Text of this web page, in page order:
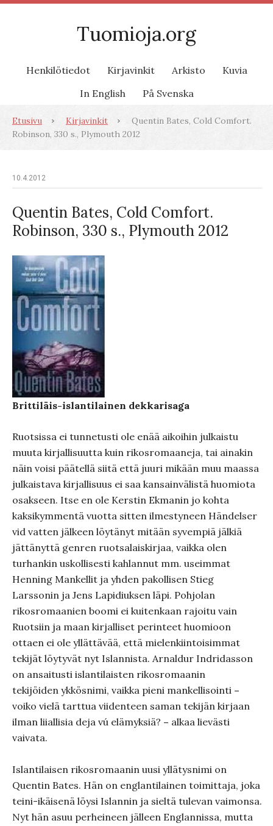
Tuomioja.org
Henkilötiedot Kirjavinkit Arkisto
Kuvia
In English
På Svenska
Etusivu Kirjavinkit
Quentin Bates, Cold Comfort.
Robinson, 330 s., Plymouth 2012
10.4.2012
Quentin Bates, Cold Comfort.
Robinson, 330 s., Plymouth 2012
Brittiläis-islantilainen dekkarisaga
Ruotsissa ei tunnetusti ole enää aikoihin julkaistu
muuta kirjallisuutta kuin rikosromaaneja, tai ainakin
näin voisi päätellä siitä että juuri mikään muu maassa
julkaistava kirjallisuus ei saa kansainvälistä huomiota
osakseen. Itse en ole Kerstin Ekmanin jo kohta
kaksikymmentä vuotta sitten ilmestyneen Händelser
vid vatten jälkeen löytänyt mitään syvempiä jälkiä
jättänyttä genren ruotsalaiskirjaa, vaikka olen
turhankin uskollisesti kahlannut mm. useimmat
Henning Mankellit ja yhden pakollisen Stieg
Larssonin ja Jens Lapidiuksen läpi. Pohjolan
rikosromaanien boomi ei kuitenkaan rajoitu vain
Ruotsiin ja maan kirjalliset perinteet huomioon
ottaen ei ole yllättävää, että mielenkiintoisimmat
tekijät löytyvät nyt Islannista. Arnaldur Indridasson
on ansaitusti islantilaisten rikosromaanin
tekijöiden ykkösnimi, vaikka pieni mankellisointi –
voiko vielä tarttua viidenteen saman tekijän kirjaan
ilman liiallisia deja vú elämyksiä? – alkaa lievästi
vaivata.
Islantilaisen rikosromaanin uusi yllätysnimi on
Quentin Bates. Hän on englantilainen toimittaja, joka
teini-ikäisenä löysi Islannin ja sieltä tulevan vaimonsa.
Nyt hän asuu perheineen jälleen Englannissa, mutta